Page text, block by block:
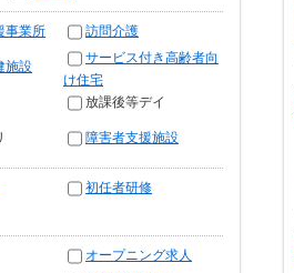
事業所 訪問介護
施設
サービス付き高齢者向
け住宅
放課後等デイ
障害者支援施設
初任者研修
オープニング求人